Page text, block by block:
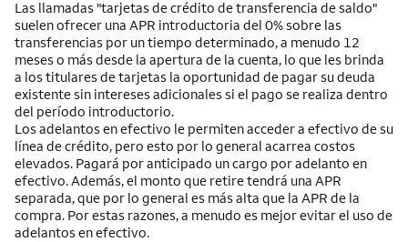
Las llamadas "tarjetas de crédito de transferencia de saldo"
suelen ofrecer una APR introductoria del 0% sobre las
transferencias por un tiempo determinado, a menudo 12
meses o más desde la apertura de la cuenta, lo que les brinda
a los titulares de tarjetas la oportunidad de pagar su deuda
existente sin intereses adicionales si el pago se realiza dentro
del período introductorio.
Los adelantos en efectivo le permiten acceder a efectivo de su
línea de crédito, pero esto por lo general acarrea costos
elevados. Pagará por anticipado un cargo por adelanto en
efectivo. Además, el monto que retire tendrá una APR
separada, que por lo general es más alta que la APR de la
compra. Por estas razones, a menudo es mejor evitar el uso de
adelantos en efectivo.